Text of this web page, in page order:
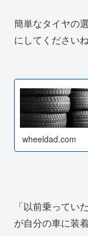
簡単なタイヤの
にしてくださいね
wheeldad.com
「以前乗ってい
が自分の車に装